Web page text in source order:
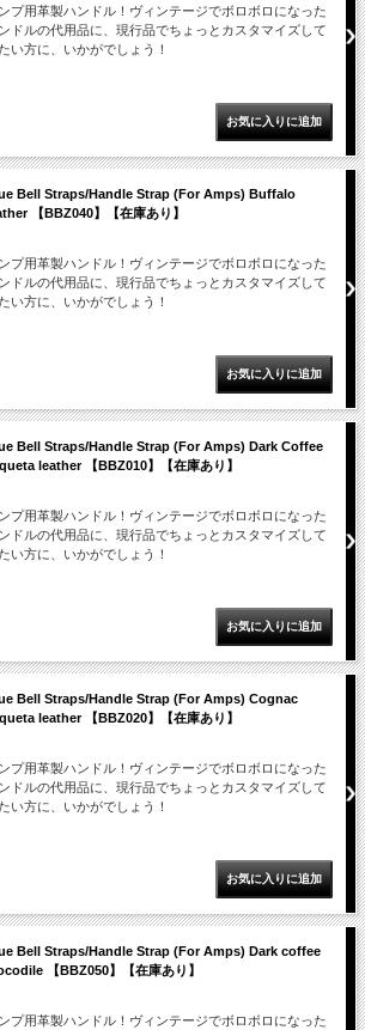
プ用革製ハンドル！ヴィンテージでボロボロになった
ドルの代用品に、現行品でちょっとカスタマイズして
い方に、いかがでしょう！
Bell Straps/Handle Strap (For Amps) Buffalo
【BBZ040】【在庫あり】
プ用革製ハンドル！ヴィンテージでボロボロになった
ドルの代用品に、現行品でちょっとカスタマイズして
い方に、いかがでしょう！
Bell Straps/Handle Strap (For Amps) Dark Coffee
leather 【BBZ010】【在庫あり】
プ用革製ハンドル！ヴィンテージでボロボロになった
ドルの代用品に、現行品でちょっとカスタマイズして
い方に、いかがでしょう！
Bell Straps/Handle Strap (For Amps) Cognac
leather 【BBZ020】【在庫あり】
プ用革製ハンドル！ヴィンテージでボロボロになった
ドルの代用品に、現行品でちょっとカスタマイズして
い方に、いかがでしょう！
Bell Straps/Handle Strap (For Amps) Dark coffee
【BBZ050】【在庫あり】
プ用革製ハンドル！ヴィンテージでボロボロになった